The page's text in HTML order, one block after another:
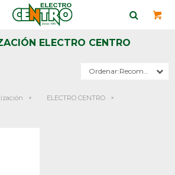
ELECTRO CENTRO
Recomendados
ELECTRO CENTRO